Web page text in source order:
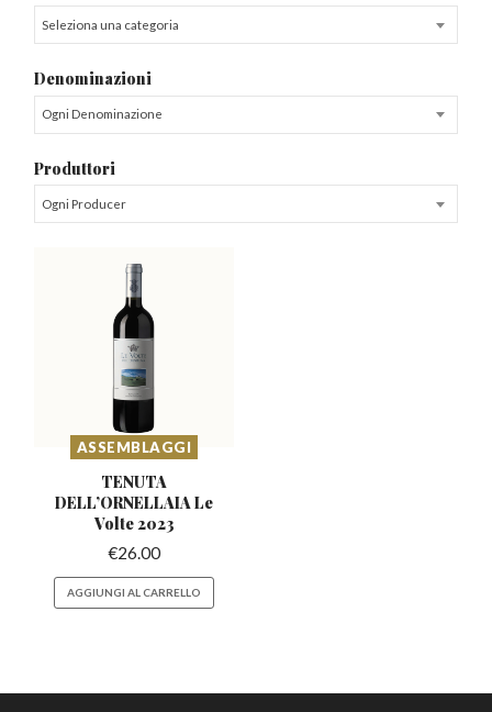
Seleziona una categoria
Denominazioni
Ogni Denominazione
Produttori
Ogni Producer
ASSEMBLAGGI
TENUTA
DELL’ORNELLAIALe
Volte 2023
€26.00
AGGIUNGI AL CARRELLO